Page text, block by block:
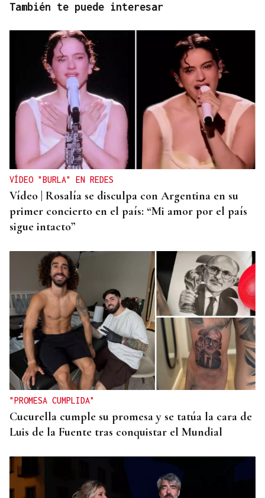
También te puede interesar
VÍDEO "BURLA" EN REDES
Vídeo | Rosalía se disculpa con Argentina en su
primer concierto en el país: “Mi amor por el país
sigue intacto”
"PROMESA CUMPLIDA"
Cucurella cumple su promesa y se tatúa la cara de
Luis de la Fuente tras conquistar el Mundial